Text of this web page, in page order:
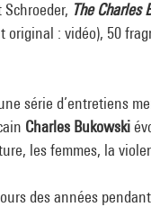
Schroeder, The Charles
original : vidéo), 50
série d’entretiens
Charles Bukowski
les femmes, la
des années